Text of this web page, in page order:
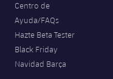
Agenda
Actualidad
Jugadores
Calendario
Voleibol
plusicon
más
Noticias
Apúntate a las
plusicon
más
Centro de
Ayuda/FAQs
Hazte Beta Tester
Black Friday
Navidad Barça